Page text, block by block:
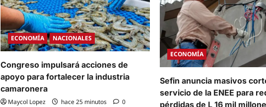
ECONOMÍA NACIONALES
Congreso impulsará acciones de
apoyo para fortalecer la industria
camaronera
Maycol Lopez hace 25 minutos 0
ECONOMÍA
Sefin anuncia masivos
servicio de la ENEE para
pérdidas de L 16 mil